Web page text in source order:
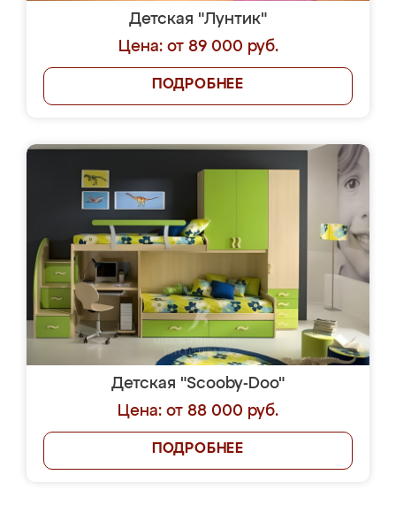
Детская "Лунтик"
Цена: от 89 000 руб.
ПОДРОБНЕЕ
Детская "Scooby-Doo"
Цена: от 88 000 руб.
ПОДРОБНЕЕ